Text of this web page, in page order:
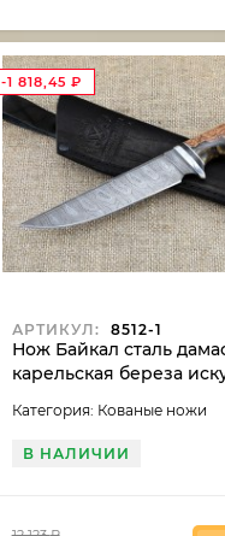
-1 818,45 ₽
АРТИКУЛ: 8512-1
Нож Байкал сталь
карельская береза
Категория: Кованые ножи
В НАЛИЧИИ